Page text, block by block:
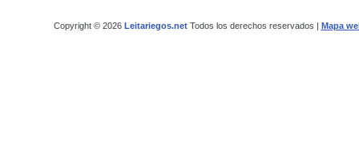
Copyright © 2026 Leitariegos.netTodos los derechos reservados | Mapa